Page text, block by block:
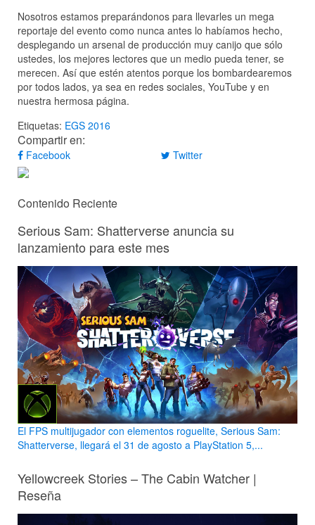
Nosotros estamos preparándonos para llevarles un mega
reportaje del evento como nunca antes lo habíamos hecho,
desplegando un arsenal de producción muy canijo que sólo
ustedes, los mejores lectores que un medio pueda tener, se
merecen. Así que estén atentos porque los bombardearemos
por todos lados, ya sea en redes sociales, YouTube y en
nuestra hermosa página.
Etiquetas: EGS 2016
Compartir en:
Facebook Twitter
Contenido Reciente
Serious Sam: Shatterverse anuncia su
lanzamiento para este mes
El FPS multijugador con elementos roguelite, Serious Sam:
Shatterverse, llegará el 31 de agosto a PlayStation 5,...
Yellowcreek Stories – The Cabin Watcher |
Reseña